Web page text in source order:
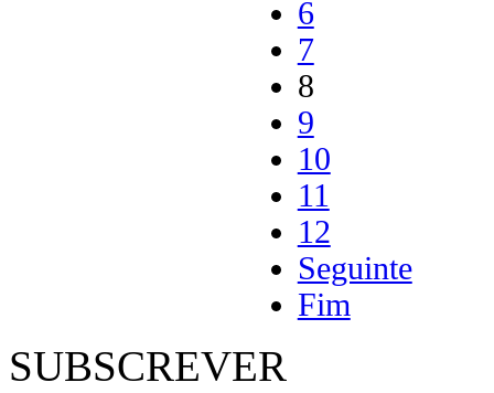
6
7
8
9
10
11
12
Seguinte
Fim
SUBSCREVER